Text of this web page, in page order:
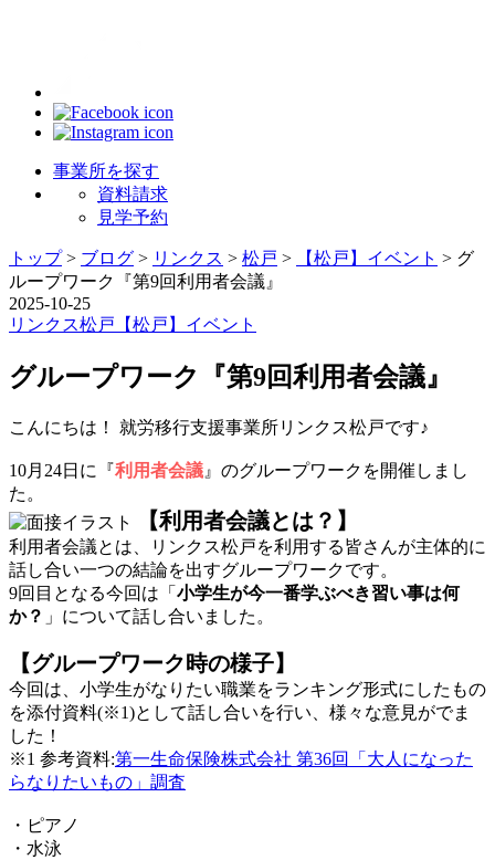
事業所を探す
資料請求
見学予約
トップ> ブログ > リンクス > 松戸 > 【松戸】イベント > グ
ループワーク『第9回利用者会議』
2025-10-25
リンクス松戸 【松戸】イベント
グループワーク『第9回利用者会議』
こんにちは！ 就労移行支援事業所リンクス松戸です♪
10月24日に『利用者会議 』のグループワークを開催しまし
た。
【利用者会議とは？】
利用者会議とは、リンクス松戸を利用する皆さんが主体的に
話し合い一つの結論を出すグループワークです。
9回目となる今回は「 小学生が今一番学ぶべき習い事は何
か？ 」について話し合いました。
【グループワーク時の様子】
今回は、小学生がなりたい職業をランキング形式にしたもの
を添付資料(※1)として話し合いを行い、様々な意見がでま
した！
※1 参考資料:第一生命保険株式会社 第36回「大人になった
らなりたいもの」調査
・ピアノ
・水泳